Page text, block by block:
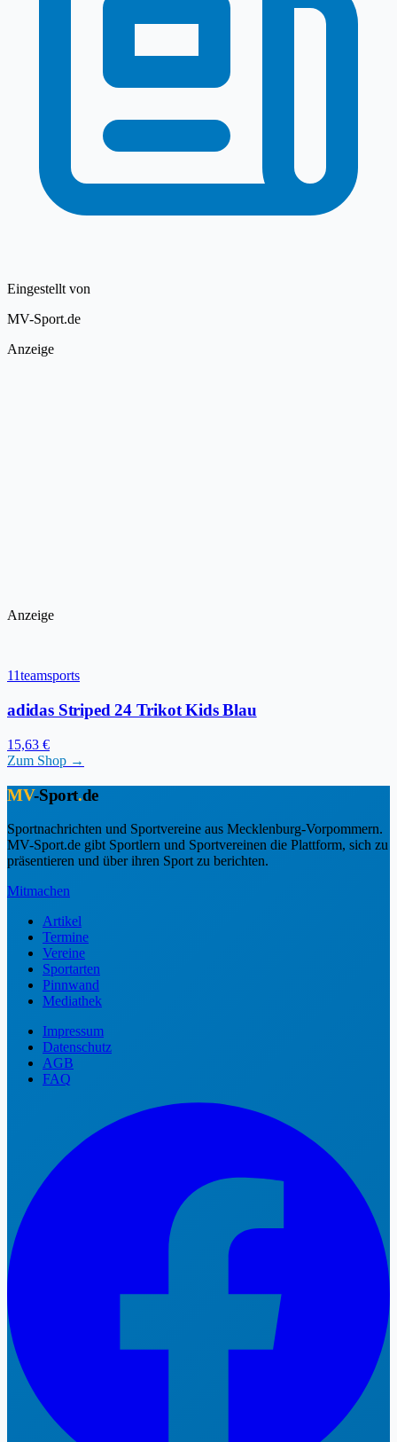
Eingestellt von
MV-Sport.de
Anzeige
Anzeige
11teamsports
adidas Striped 24 Trikot Kids Blau
15,63 €
Zum Shop →
MV-Sport.de
Sportnachrichten und Sportvereine aus Mecklenburg-Vorpommern.
MV-Sport.de gibt Sportlern und Sportvereinen die Plattform, sich zu
präsentieren und über ihren Sport zu berichten.
Mitmachen
Artikel
Termine
Vereine
Sportarten
Pinnwand
Mediathek
Impressum
Datenschutz
AGB
FAQ